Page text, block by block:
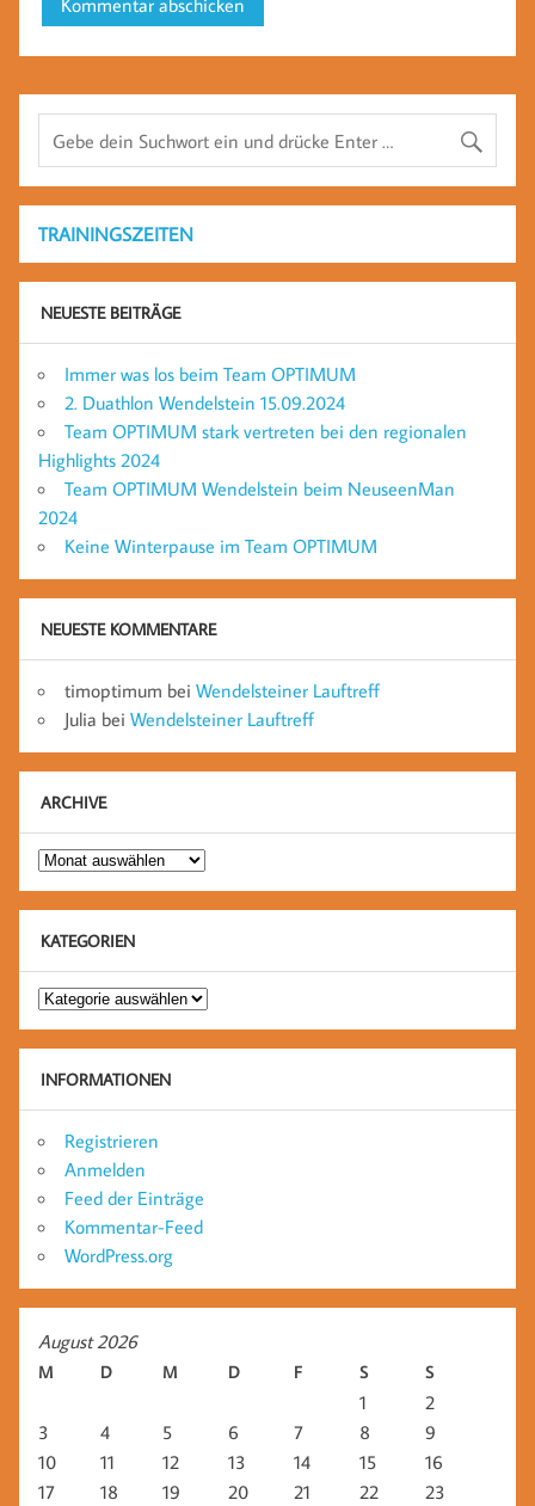
TRAININGSZEITEN
NEUESTE BEITRÄGE
Immer was los beim Team OPTIMUM
2. Duathlon Wendelstein 15.09.2024
Team OPTIMUM stark vertreten bei den regionalen
Highlights 2024
Team OPTIMUM Wendelstein beim NeuseenMan
2024
Keine Winterpause im Team OPTIMUM
NEUESTE KOMMENTARE
timoptimum bei Wendelsteiner Lauftreff
Julia bei Wendelsteiner Lauftreff
ARCHIVE
Archive
KATEGORIEN
Kategorien
INFORMATIONEN
Registrieren
Anmelden
Feed der Einträge
Kommentar-Feed
WordPress.org
August 2026
M D M D F S S
1
2
3
4 5 6 7 8
9
10
11 12 13 14 15
16
17
18 19 20 21 22 23